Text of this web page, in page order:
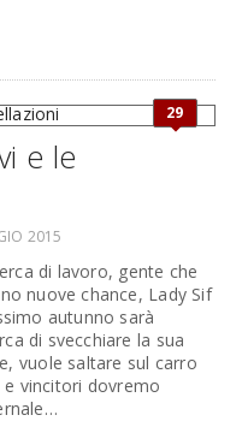
29
e le
2015
di lavoro, gente che
nuove chance, Lady Sif
autunno sarà
di svecchiare la sua
vuole saltare sul carro
vincitori dovremo